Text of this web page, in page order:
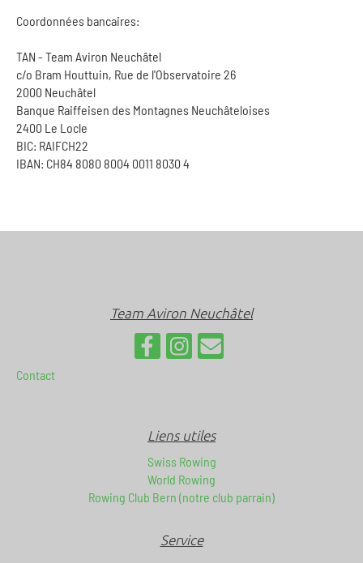
Coordonnées bancaires:
TAN - Team Aviron Neuchâtel
c/o Bram Houttuin, Rue de l'Observatoire 26
2000 Neuchâtel
Banque Raiffeisen des Montagnes Neuchâteloises
2400 Le Locle
BIC: RAIFCH22
IBAN: CH84 8080 8004 0011 8030 4
Team Aviron Neuchâtel
Contact
Liens utiles
Swiss Rowing
World Rowing
Rowing Club Bern (notre club parrain)
Service